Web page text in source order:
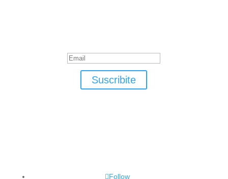
Suscribite
Follow